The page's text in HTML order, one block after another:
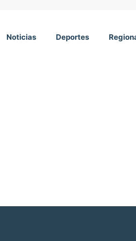
Noticias Deportes